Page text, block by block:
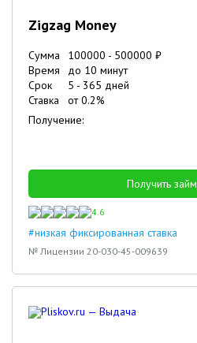
Zigzag Money
Сумма 100000 - 500000 ₽
Время
до 10 минут
Срок
5 - 365 дней
Ставка
от0.2%
Получение:
Получить займ
4.6
#низкая фиксированная ставка
№ Лицензии 20-030-45-009639